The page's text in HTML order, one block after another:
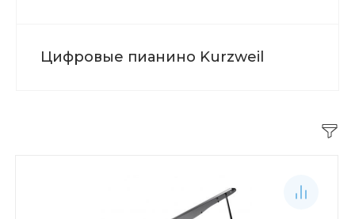
Цифровые пианино Kurzweil